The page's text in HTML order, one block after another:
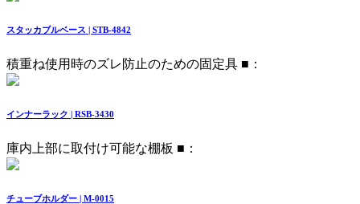
スタッカブルベース | STB-4842
積重ね使用時のズレ防止のための固定具 ■：
インナーラック | RSB-3430
庫内上部に取付け可能な棚板 ■：
チューブホルダー | M-0015